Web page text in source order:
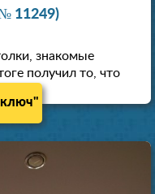
11249)
знакомые
получил то, что